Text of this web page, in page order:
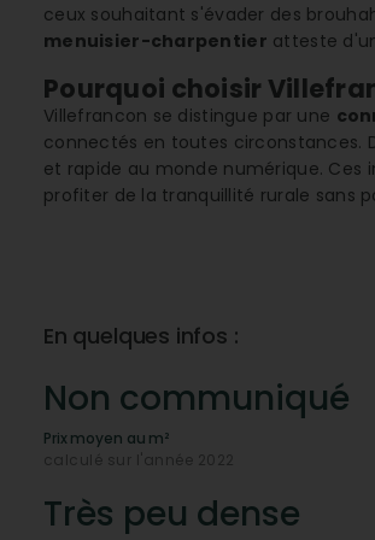
ceux souhaitant s'évader des
menuisier-charpentier atteste
Pourquoi choisir
Villefrancon se distingue par une
connectés en toutes circonstances.
et rapide au monde numérique.
profiter de la tranquillité rurale sans
Un climat favorable à
de
promeneurs du dimanche.
Comment la
La dynamique de Villefrancon
que lesgymnases ou stades
, sont
faible densité, ces infrastructures
ainsi le tissu social du village.
En quelques infos :
Non communiqué
Prix moyen au m²
calculé sur l'année 2022
Très peu dense